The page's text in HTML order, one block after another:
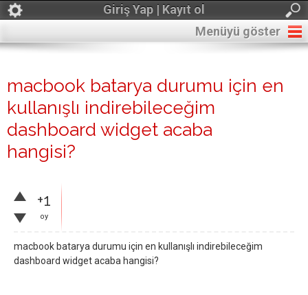
Giriş Yap | Kayıt ol
Menüyü göster
macbook batarya durumu için en
kullanışlı indirebileceğim
dashboard widget acaba
hangisi?
+1
oy
macbook batarya durumu için en kullanışlı indirebileceğim
dashboard widget acaba hangisi?